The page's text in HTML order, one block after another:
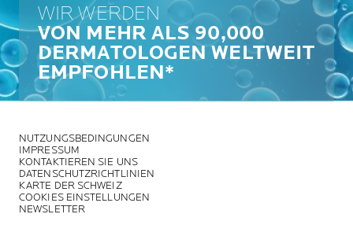
WIR WERDEN
VON MEHR ALS 90,000
DERMATOLOGEN WELTWEIT
EMPFOHLEN*
NUTZUNGSBEDINGUNGEN
IMPRESSUM
KONTAKTIEREN SIE UNS
DATENSCHUTZRICHTLINIEN
KARTE DER SCHWEIZ
COOKIES EINSTELLUNGEN
NEWSLETTER